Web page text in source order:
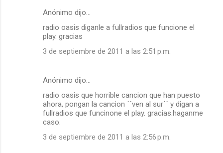
Anónimo dijo…
radio oasis diganle a fullradios que funcione el
play. gracias
3 de septiembre de 2011 a las 2:51 p.m.
Anónimo dijo…
radio oasis que horrible cancion que han puesto
ahora, pongan la cancion ´´ven al sur´´ y digan a
fullradios que funcinone el play. gracias.haganme
caso.
3 de septiembre de 2011 a las 2:56 p.m.